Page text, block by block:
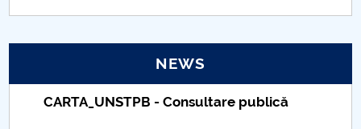
Proiect SU-ETIC
NEWS
CARTA_UNSTPB - Consultare publică